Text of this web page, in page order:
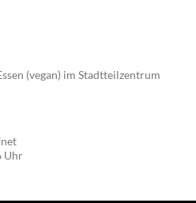
(vegan) im Stadtteilzentrum
Uhr